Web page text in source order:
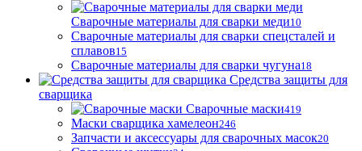
Сварочные материалы для сварки меди10
Сварочные материалы для сварки спецсталей и
сплавов15
Сварочные материалы для сварки чугуна18
Средства защиты для
сварщика
Сварочные маски419
Маски сварщика хамелеон246
Запчасти и аксессуары для сварочных масок20